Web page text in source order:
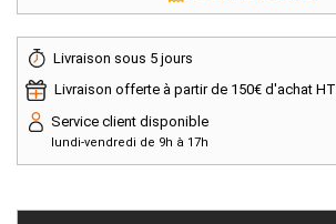
Livraison sous 5 jours
Livraison offerte à partir de 150€ d'achat HT
Service client disponible
lundi-vendredi de 9h à 17h